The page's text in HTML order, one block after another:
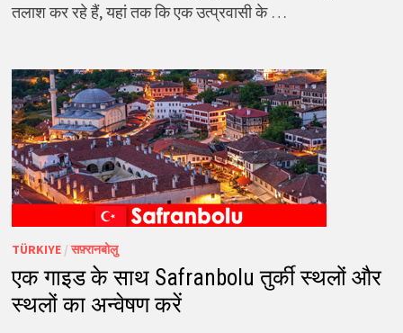
तलाश कर रहे हैं, यहां तक कि एक उत्प्रवासी के …
TÜRKIYE/सफ़्रानबोलु
एक गाइड के साथ Safranbolu तुर्की स्थलों और
स्थलों का अन्वेषण करें